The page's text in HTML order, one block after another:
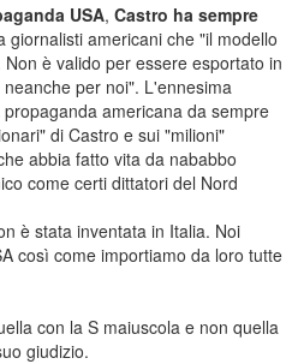
USA, Castro ha sempre
giornalisti americani che "il modello
Non è valido per essere esportato in
per noi". L'ennesima
americana da sempre
di Castro e sui "milioni"
abbia fatto vita da nababbo
come certi dittatori del Nord
è stata inventata in Italia. Noi
così come importiamo da loro tutte
con la S maiuscola e non quella
giudizio.